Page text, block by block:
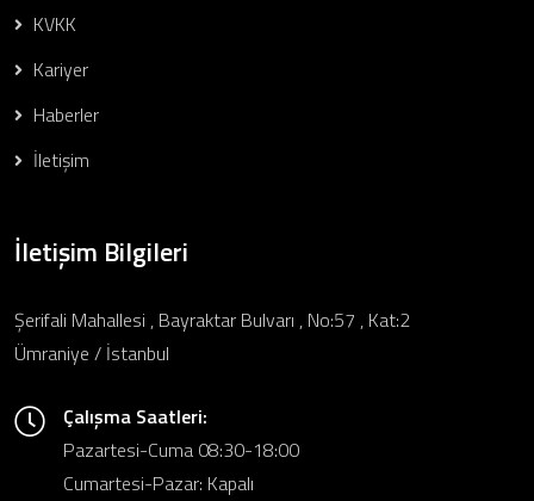
KVKK
Kariyer
Haberler
İletişim
İletişim Bilgileri
Şerifali Mahallesi , Bayraktar Bulvarı , No:57 , Kat:2
Ümraniye / İstanbul
Çalışma Saatleri:
Pazartesi-Cuma 08:30-18:00
Cumartesi-Pazar: Kapalı